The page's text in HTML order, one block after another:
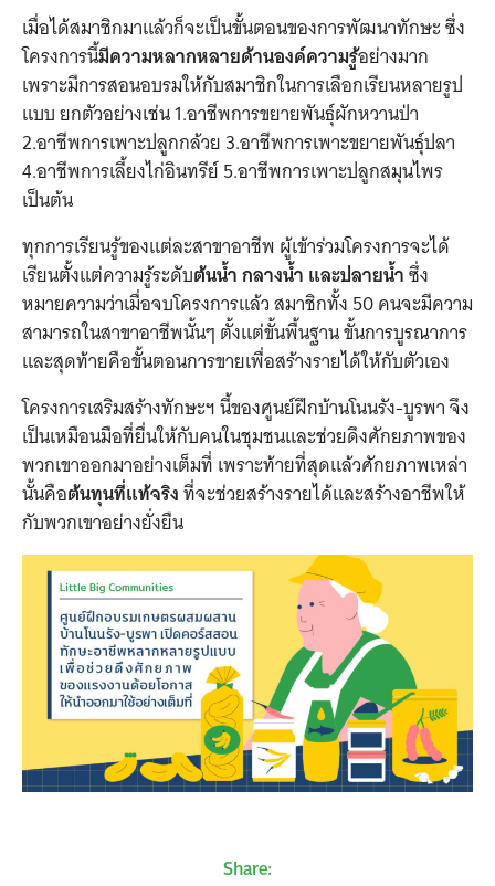
เมื่อได้สมาชิกมาแล้วก็จะเป็นขั้นตอนของการพัฒนาทักษะ ซึ่ง
โครงการนี้มีความหลากหลายด้านองค์ความรู้อย่างมาก
เพราะมีการสอนอบรมให้กับสมาชิกในการเลือกเรียนหลายรูป
แบบ ยกตัวอย่างเช่น 1.อาชีพการขยายพันธุ์ผักหวานป่า
2.อาชีพการเพาะปลูกกล้วย 3.อาชีพการเพาะขยายพันธุ์ปลา
4.อาชีพการเลี้ยงไก่อินทรีย์ 5.อาชีพการเพาะปลูกสมุนไพร
เป็นต้น
ทุกการเรียนรู้ของแต่ละสาขาอาชีพ ผู้เข้าร่วมโครงการจะได้
เรียนตั้งแต่ความรู้ระดับต้นน้ำ กลางน้ำ และปลายน้ำซึ่ง
หมายความว่าเมื่อจบโครงการแล้ว สมาชิกทั้ง 50 คนจะมีความ
สามารถในสาขาอาชีพนั้นๆ ตั้งแต่ขั้นพื้นฐาน ขั้นการบูรณาการ
และสุดท้ายคือขั้นตอนการขายเพื่อสร้างรายได้ให้กับตัวเอง
โครงการเสริมสร้างทักษะฯ นี้ของศูนย์ฝึกบ้านโนนรัง-บูรพา จึง
เป็นเหมือนมือที่ยื่นให้กับคนในชุมชนและช่วยดึงศักยภาพของ
พวกเขาออกมาอย่างเต็มที่ เพราะท้ายที่สุดแล้วศักยภาพเหล่า
นั้นคือต้นทุนที่แท้จริงที่จะช่วยสร้างรายได้และสร้างอาชีพให้
กับพวกเขาอย่างยั่งยืน
Share: